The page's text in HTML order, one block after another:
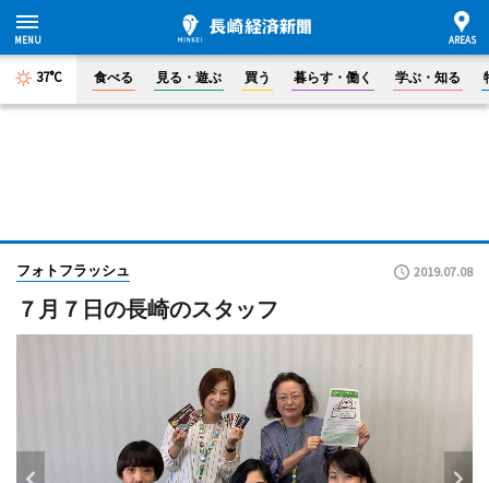
37°C 食べる 見る・遊ぶ 買う 暮らす・働く 学ぶ・知る
フォトフラッシュ 2019.07.08
７月７日の長崎のスタッフ